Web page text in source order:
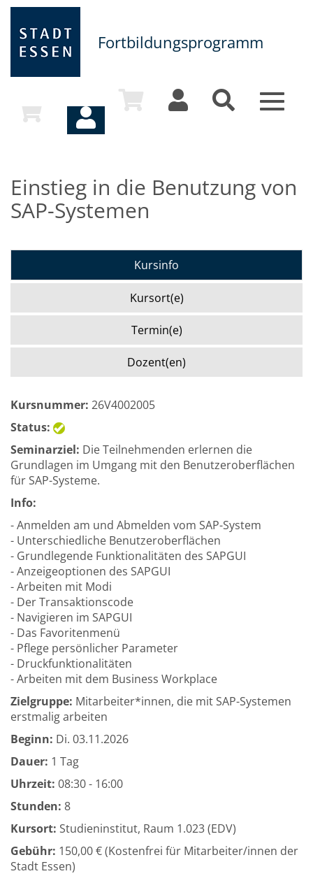
Fortbildungsprogramm
Toggle
Einstieg in die Benutzung von
SAP-Systemen
Kursinfo
Kursort(e)
Termin(e)
Dozent(en)
Kursnummer: 26V4002005
Status:
Seminarziel: Die Teilnehmenden erlernen die
Grundlagen im Umgang mit den Benutzeroberflächen
für SAP-Systeme.
Info:
- Anmelden am und Abmelden vom SAP-System
- Unterschiedliche Benutzeroberflächen
- Grundlegende Funktionalitäten des SAPGUI
- Anzeigeoptionen des SAPGUI
- Arbeiten mit Modi
- Der Transaktionscode
- Navigieren im SAPGUI
- Das Favoritenmenü
- Pflege persönlicher Parameter
- Druckfunktionalitäten
- Arbeiten mit dem Business Workplace
Zielgruppe: Mitarbeiter*innen, die mit SAP-Systemen
erstmalig arbeiten
Beginn: Di. 03.11.2026
Dauer: 1 Tag
Uhrzeit: 08:30 - 16:00
Stunden: 8
Kursort: Studieninstitut, Raum 1.023 (EDV)
Gebühr: 150,00 € (Kostenfrei für Mitarbeiter/innen der
Stadt Essen)